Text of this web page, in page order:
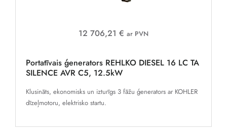
12 706,21 € ar PVN
Portatīvais ģenerators REHLKO DIESEL 16 LC TA
SILENCE AVR C5, 12.5kW
Klusināts, ekonomisks un izturīgs 3 fāžu ģenerators ar KOHLER
dīzeļmotoru, elektrisko startu.